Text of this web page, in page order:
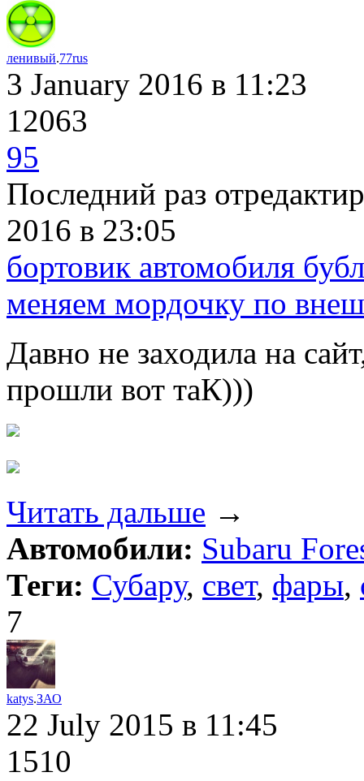
ленивый.77rus
3 January 2016 в 11:23
12063
95
Последний раз
2016 в 23:05
бортовик автомобиля
меняем мордочку по
Давно не заходила на
прошли вот таК)))
Читать дальше →
Автомобили: Subaru
Теги: Субару, свет, фары,
7
katys.ЗАО
22 July 2015 в 11:45
1510